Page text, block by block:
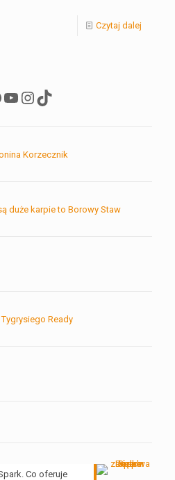
Czytaj dalej
YouTube
Instagram
TikTok
Co oferuje